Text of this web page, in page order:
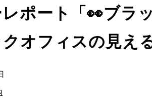
ポート「👀ブラ
オフィスの見え